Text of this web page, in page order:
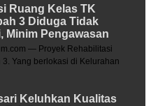
Ruang Kelas TK
3 Diduga Tidak
Minim Pengawasan
— Proyek Rehabilitasi
Yang berlokasi di Kelurahan
Keluhkan Kualitas